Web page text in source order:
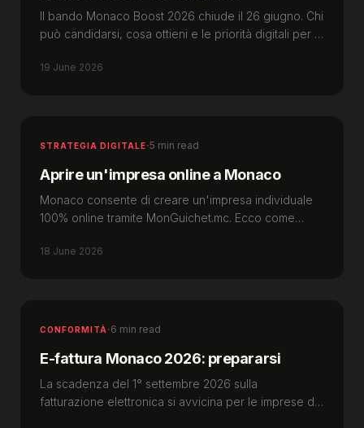
Il bando Monaco Boost 2026 chiude il 26 giugno. Chi
può candidarsi, cosa ottieni e le priorità digitali per la
19 June 2026
STRATEGIA DIGITALE·5 min read
Aprire un'impresa online a Monaco
Monaco consente di creare un'impresa individuale
100% online tramite MonGuichet.mc. Ecco come
18 June 2026
CONFORMITÀ ·6 min read
E-fattura Monaco 2026: prepararsi
La scadenza del 1° settembre 2026 sulla
fatturazione elettronica si avvicina per le imprese di